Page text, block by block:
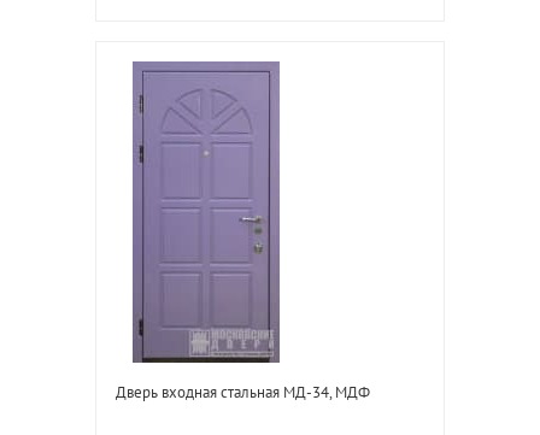
Дверь входная стальная МД-34, МДФ